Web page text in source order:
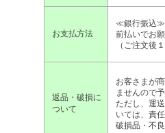
お支払方法
≪銀行振込≫
前払いでお
（ご注文後
返品・破損に
ついて
お客さまが
ませんので
ただし、運
いては、責
破損品・不